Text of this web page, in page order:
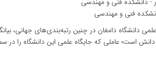
فنی و مهندسی
دانشگاه دامغان در چنین رتبه‌بندی‌های جهانی،
است؛ عاملی که جایگاه علمی این دانشگاه را در